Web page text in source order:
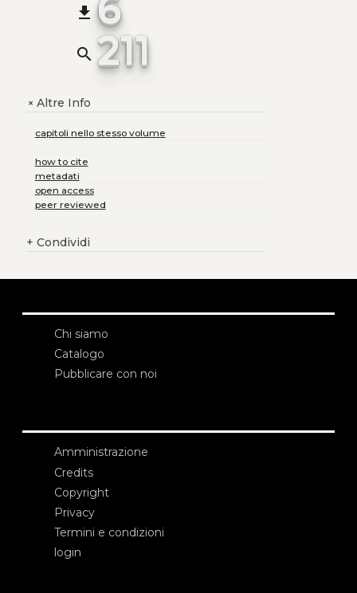
file_download
search 211
+Altre Info
capitoli nello stesso volume
how to cite
metadati
open access
peer reviewed
+ Condividi
Chi siamo
Catalogo
Pubblicare con noi
Amministrazione
Credits
Copyright
Privacy
Termini e condizioni
login